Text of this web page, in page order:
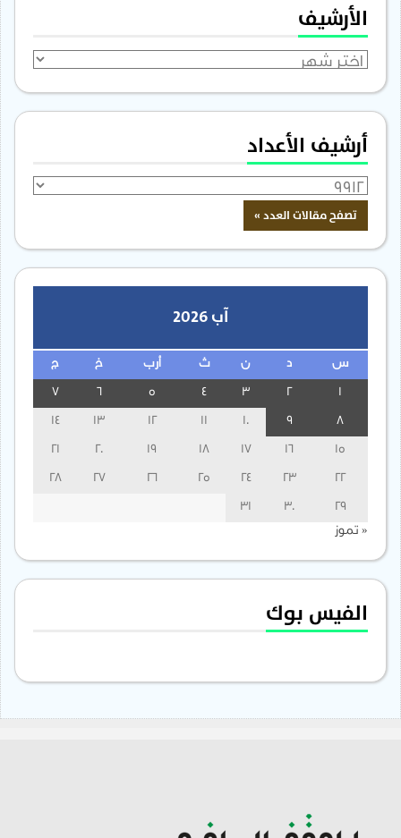
الأرشيف
الأرشيف
أرشيف الأعداد
آب 2026
س ن ث أرب خ ج
3
13
14
15
16
17
18
19
20
21
22
23
24
25
26
27
28
29
30
31
« تموز
الفيس بوك